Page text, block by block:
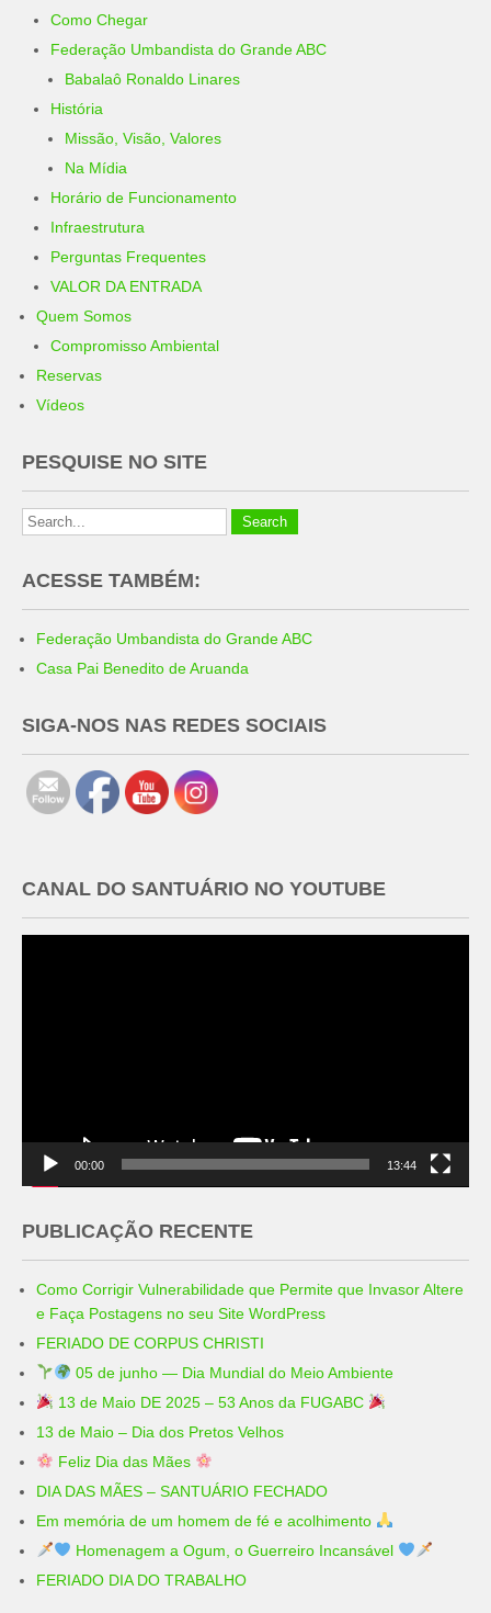
Como Chegar
Federação Umbandista do Grande ABC
Babalaô Ronaldo Linares
História
Missão, Visão, Valores
Na Mídia
Horário de Funcionamento
Infraestrutura
Perguntas Frequentes
VALOR DA ENTRADA
Quem Somos
Compromisso Ambiental
Reservas
Vídeos
PESQUISE NO SITE
ACESSE TAMBÉM:
Federação Umbandista do Grande ABC
Casa Pai Benedito de Aruanda
SIGA-NOS NAS REDES SOCIAIS
CANAL DO SANTUÁRIO NO YOUTUBE
00:00 13:44
PUBLICAÇÃO RECENTE
Como Corrigir Vulnerabilidade que Permite que Invasor Altere
e Faça Postagens no seu Site WordPress
FERIADO DE CORPUS CHRISTI
05 de junho — Dia Mundial do Meio Ambiente
13 de Maio DE 2025 – 53 Anos da FUGABC
13 de Maio – Dia dos Pretos Velhos
Feliz Dia das Mães
DIA DAS MÃES – SANTUÁRIO FECHADO
Em memória de um homem de fé e acolhimento
Homenagem a Ogum, o Guerreiro Incansável
FERIADO DIA DO TRABALHO